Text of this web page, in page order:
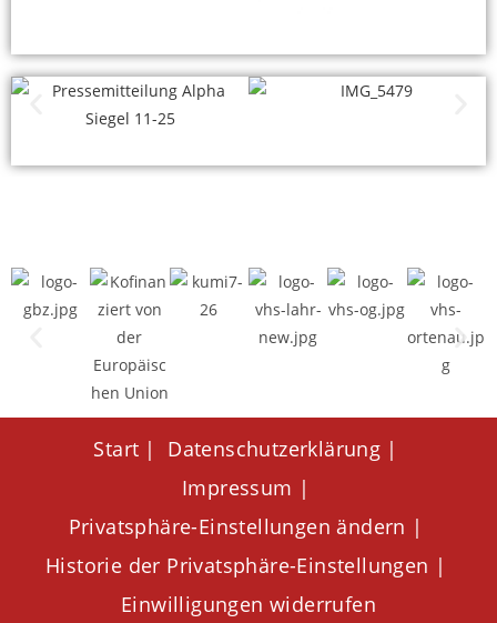
Start
Datenschutzerklärung
Impressum
Privatsphäre-Einstellungen ändern
Historie der Privatsphäre-Einstellungen
Einwilligungen widerrufen